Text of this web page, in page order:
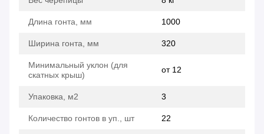
Длина гонта, мм 1000
Ширина гонта, мм 320
Минимальный уклон (для
скатных крыш)
от 12
Упаковка, м2 3
Количество гонтов в уп., шт 22